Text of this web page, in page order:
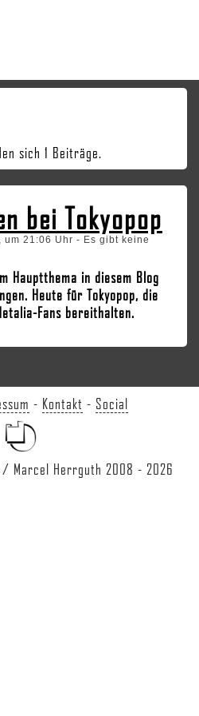
sich 1 Beiträge.
bei Tokyopop
um 21:06 Uhr - Es gibt keine
Hauptthema in diesem Blog
Heute für Tokyopop, die
Fans bereithalten.
- Kontakt - Social
Marcel Herrguth 2008 - 2026